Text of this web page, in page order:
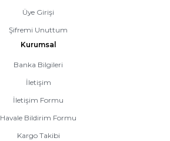
Üye Girişi
Şifremi Unuttum
Kurumsal
Banka Bilgileri
İletişim
İletişim Formu
Havale Bildirim Formu
Kargo Takibi